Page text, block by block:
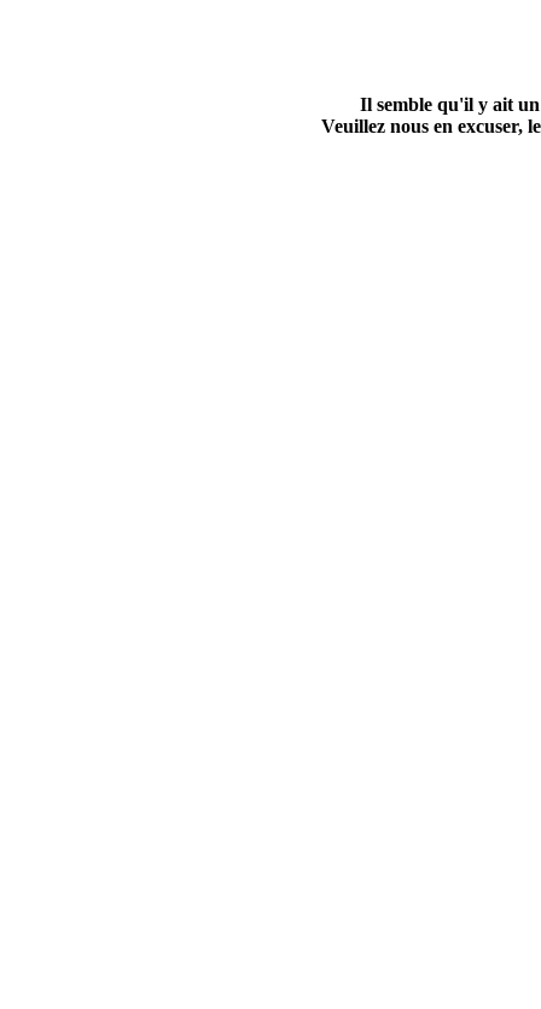
Il semble qu'il y ait
Veuillez nous en excuser,